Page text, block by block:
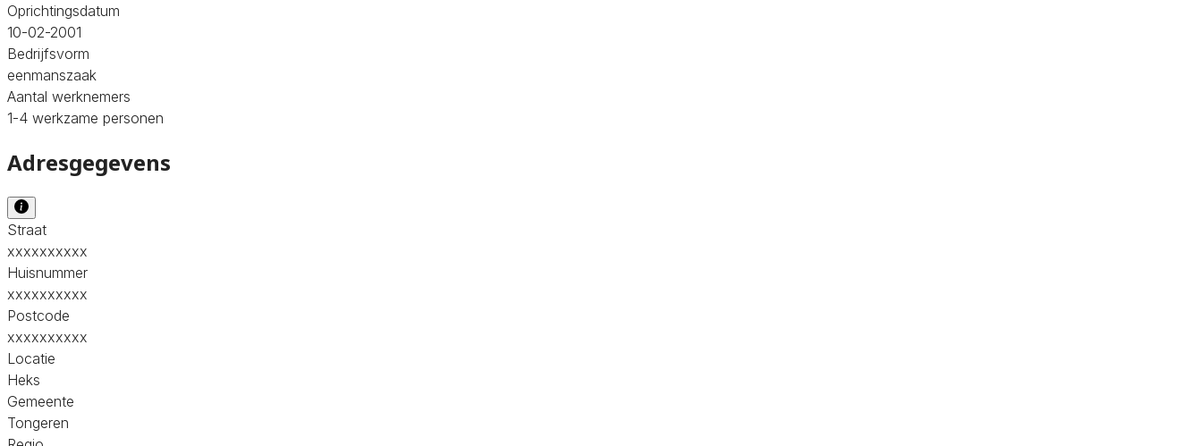
Oprichtingsdatum
10-02-2001
Bedrijfsvorm
eenmanszaak
Aantal werknemers
1-4 werkzame personen
Adresgegevens
Straat
xxxxxxxxxx
Huisnummer
xxxxxxxxxx
Postcode
xxxxxxxxxx
Locatie
Heks
Gemeente
Tongeren